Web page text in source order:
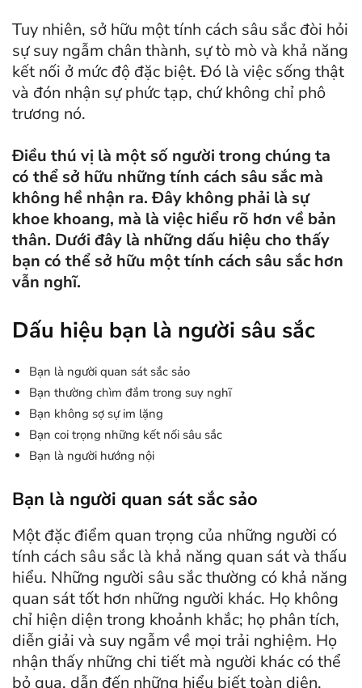
Tuy nhiên, sở hữu một tính cách sâu sắc đòi hỏi
sự suy ngẫm chân thành, sự tò mò và khả năng
kết nối ở mức độ đặc biệt. Đó là việc sống thật
và đón nhận sự phức tạp, chứ không chỉ phô
trương nó.
Điều thú vị là một số người trong chúng ta
có thể sở hữu những tính cách sâu sắc mà
không hề nhận ra. Đây không phải là sự
khoe khoang, mà là việc hiểu rõ hơn về bản
thân. Dưới đây là những dấu hiệu cho thấy
bạn có thể sở hữu một tính cách sâu sắc hơn
vẫn nghĩ.
Dấu hiệu bạn là người sâu sắc
Bạn là người quan sát sắc sảo
Bạn thường chìm đắm trong suy nghĩ
Bạn không sợ sự im lặng
Bạn coi trọng những kết nối sâu sắc
Bạn là người hướng nội
Bạn là người quan sát sắc sảo
Một đặc điểm quan trọng của những người có
tính cách sâu sắc là khả năng quan sát và thấu
hiểu. Những người sâu sắc thường có khả năng
quan sát tốt hơn những người khác. Họ không
chỉ hiện diện trong khoảnh khắc; họ phân tích,
diễn giải và suy ngẫm về mọi trải nghiệm. Họ
nhận thấy những chi tiết mà người khác có thể
bỏ qua, dẫn đến những hiểu biết toàn diện.